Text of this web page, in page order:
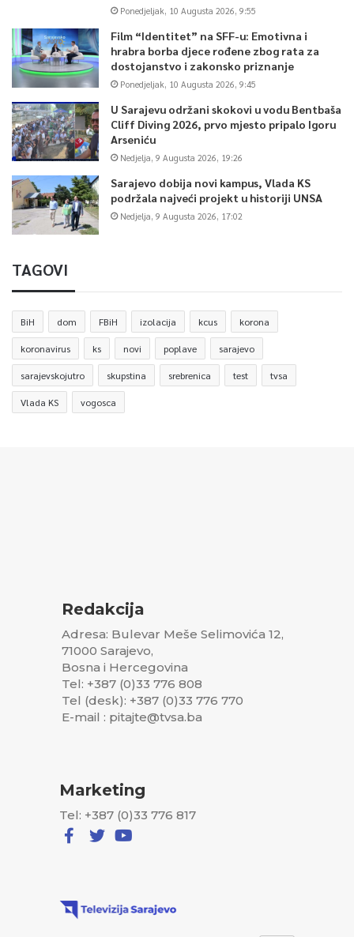
Ponedjeljak, 10 Augusta 2026, 9:55
Film “Identitet” na SFF-u: Emotivna i
hrabra borba djece rođene zbog rata za
dostojanstvo i zakonsko priznanje
Ponedjeljak, 10 Augusta 2026, 9:45
U Sarajevu održani skokovi u vodu Bentbaša
Cliff Diving 2026, prvo mjesto pripalo Igoru
Arseniću
Nedjelja, 9 Augusta 2026, 19:26
Sarajevo dobija novi kampus, Vlada KS
podržala najveći projekt u historiji UNSA
Nedjelja, 9 Augusta 2026, 17:02
TAGOVI
BiH dom FBiH izolacija kcus korona
koronavirus ks novi poplave sarajevo
sarajevskojutro skupstina srebrenica test tvsa
Vlada KS vogosca
Redakcija
Adresa: Bulevar Meše Selimovića 12,
71000 Sarajevo,
Bosna i Hercegovina
Tel: +387 (0)33 776 808
Tel (desk): +387 (0)33 776 770
E-mail : pitajte@tvsa.ba
Marketing
Tel: +387 (0)33 776 817